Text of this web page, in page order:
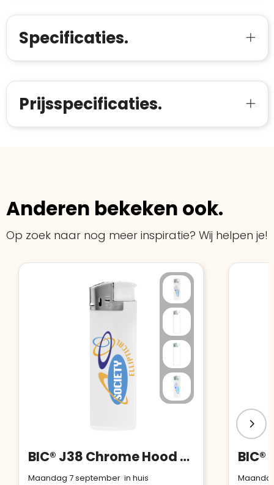
Specificaties.
Prijsspecificaties.
Anderen bekeken ook.
Op zoek naar nog meer inspiratie? Wij helpen je!
BIC® J38 Chrome Hood aansteker
Maandag 7 september in huis
Trustindex-certificaat
starten
2026-04-22
Meer informatie»